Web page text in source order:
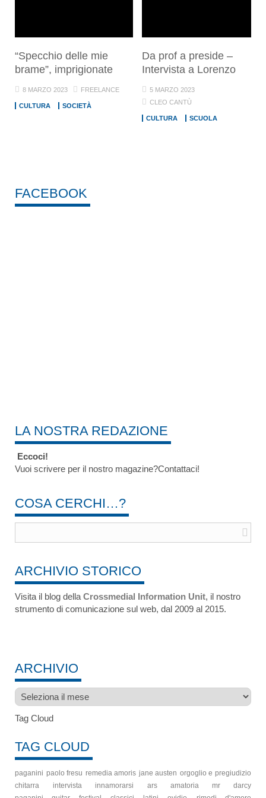
“Specchio delle mie
brame”, imprigionate
8 MARZO 2023 FREELANCE
CULTURA SOCIETÀ
Da prof a preside –
Intervista a Lorenzo
5 MARZO 2023
CLEO CANTÙ
CULTURA SCUOLA
FACEBOOK
LA NOSTRA REDAZIONE
Eccoci!
Vuoi scrivere per il nostro magazine?Contattaci!
COSA CERCHI…?
ARCHIVIO STORICO
Visita il blog della Crossmedial Information Unit, il nostro
strumento di comunicazione sul web, dal 2009 al 2015.
ARCHIVIO
Archivio
Tag Cloud
TAG CLOUD
paganini paolo fresu remedia amoris jane austen orgoglio e pregiudizio
chitarra
intervista innamorarsi ars amatoria
mr darcy